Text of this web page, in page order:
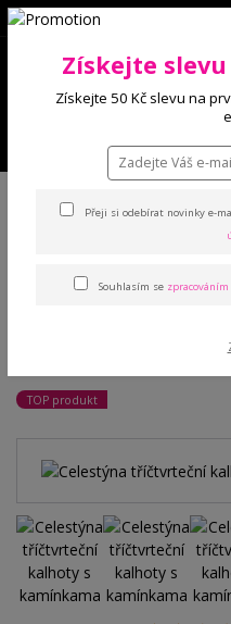
kamínkama pro baculky
Celestýna
TOP produkt
Získejte
Získejte 50 Kč slevu na
Přeji si odebírat novinky e-
Souhlasím se